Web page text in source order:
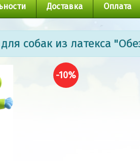
Доставка Оплата
собак из латекса
-10%